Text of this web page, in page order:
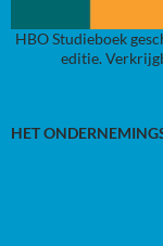
HBO Studieboek
editie.
HET